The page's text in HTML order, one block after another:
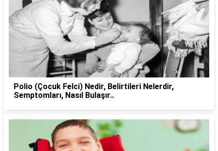
Polio (Çocuk Felci) Nedir, Belirtileri Nelerdir,
Semptomları, Nasıl Bulaşır..